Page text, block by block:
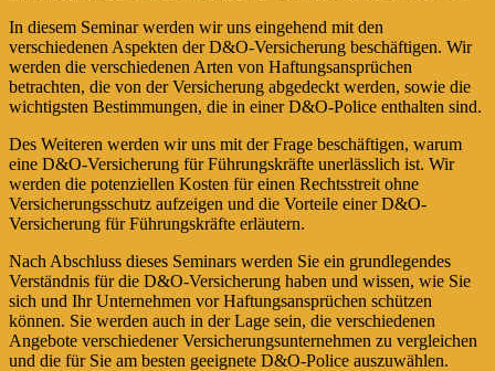
In diesem Seminar werden wir uns eingehend mit den
verschiedenen Aspekten der D&O-Versicherung beschäftigen. Wir
werden die verschiedenen Arten von Haftungsansprüchen
betrachten, die von der Versicherung abgedeckt werden, sowie die
wichtigsten Bestimmungen, die in einer D&O-Police enthalten sind.
Des Weiteren werden wir uns mit der Frage beschäftigen, warum
eine D&O-Versicherung für Führungskräfte unerlässlich ist. Wir
werden die potenziellen Kosten für einen Rechtsstreit ohne
Versicherungsschutz aufzeigen und die Vorteile einer D&O-
Versicherung für Führungskräfte erläutern.
Nach Abschluss dieses Seminars werden Sie ein grundlegendes
Verständnis für die D&O-Versicherung haben und wissen, wie Sie
sich und Ihr Unternehmen vor Haftungsansprüchen schützen
können. Sie werden auch in der Lage sein, die verschiedenen
Angebote verschiedener Versicherungsunternehmen zu vergleichen
und die für Sie am besten geeignete D&O-Police auszuwählen.